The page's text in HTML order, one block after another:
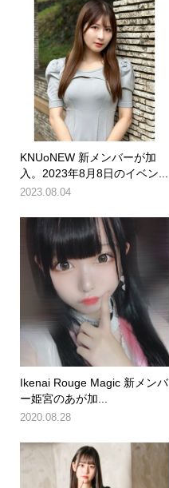
KNUoNEW 新メンバーが加
入。2023年8月8日のイベン...
2023.08.04
Ikenai Rouge Magic 新メンバ
ー姫宮のあが加...
2020.08.28